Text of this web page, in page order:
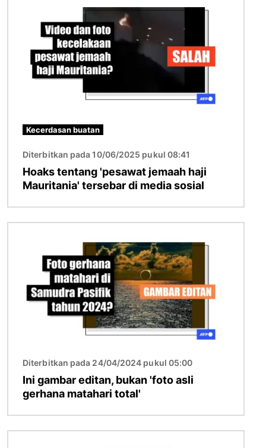
Kecerdasan buatan
Diterbitkan pada 10/06/2025 pukul 08:41
Hoaks tentang 'pesawat jemaah haji
Mauritania' tersebar di media sosial
Diterbitkan pada 24/04/2024 pukul 05:00
Ini gambar editan, bukan 'foto asli
gerhana matahari total'